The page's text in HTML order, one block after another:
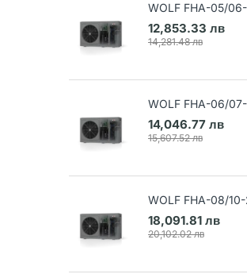
WOLF FHA-05/
Air-water heat
9148031)
12,853.33 лв
14,281.48 лв
WOLF FHA-06/
Air-water heat
9148032)
14,046.77 лв
15,607.52 лв
WOLF FHA-08/
Air-water heat
9148033)
18,091.81 лв
20,102.02 лв